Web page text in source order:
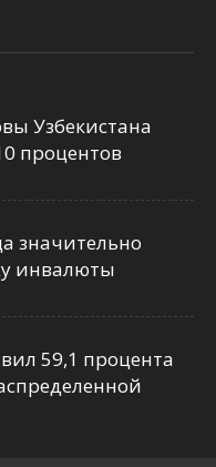
Узбекистана
процентов
значительно
инвалюты
59,1 процента